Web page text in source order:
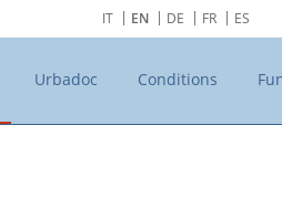
IT EN DE FR ES
Urbadoc Conditions